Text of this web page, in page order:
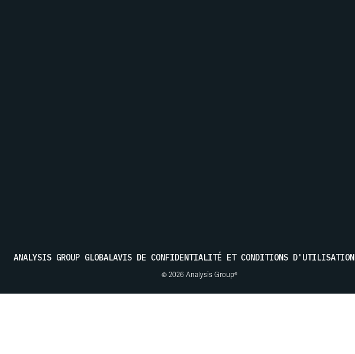
ANALYSIS GROUP GLOBALAVIS DE CONFIDENTIALITÉ ET CONDITIONS D'UTILISATION
© 2026 Analysis Group®